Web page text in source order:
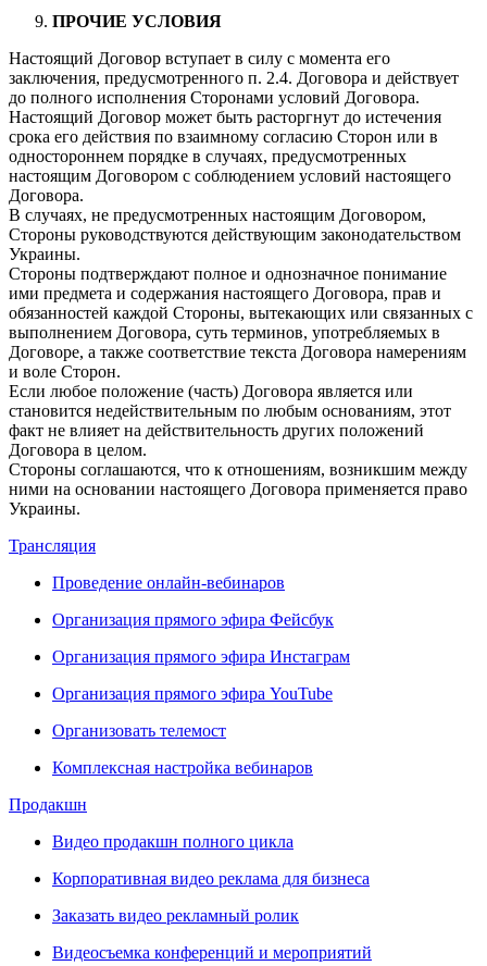
ПРОЧИЕ УСЛОВИЯ
Настоящий Договор вступает в силу с момента его
заключения, предусмотренного п. 2.4. Договора и действует
до полного исполнения Сторонами условий Договора.
Настоящий Договор может быть расторгнут до истечения
срока его действия по взаимному согласию Сторон или в
одностороннем порядке в случаях, предусмотренных
настоящим Договором с соблюдением условий настоящего
Договора.
В случаях, не предусмотренных настоящим Договором,
Стороны руководствуются действующим законодательством
Украины.
Стороны подтверждают полное и однозначное понимание
ими предмета и содержания настоящего Договора, прав и
обязанностей каждой Стороны, вытекающих или связанных с
выполнением Договора, суть терминов, употребляемых в
Договоре, а также соответствие текста Договора намерениям
и воле Сторон.
Если любое положение (часть) Договора является или
становится недействительным по любым основаниям, этот
факт не влияет на действительность других положений
Договора в целом.
Стороны соглашаются, что к отношениям, возникшим между
ними на основании настоящего Договора применяется право
Украины.
Трансляция
Проведение онлайн-вебинаров
Организация прямого эфира Фейсбук
Организация прямого эфира Инстаграм
Организация прямого эфира YouTube
Организовать телемост
Комплексная настройка вебинаров
Продакшн
Видео продакшн полного цикла
Корпоративная видео реклама для бизнеса
Заказать видео рекламный ролик
Видеосъемка конференций и мероприятий